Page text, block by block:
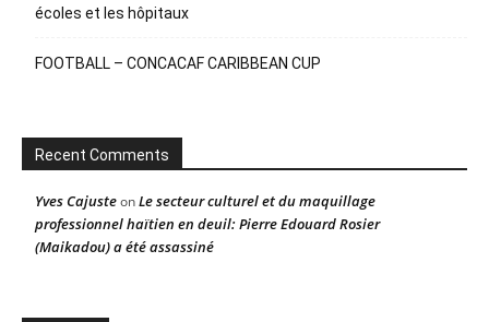
écoles et les hôpitaux
FOOTBALL – CONCACAF CARIBBEAN CUP
Recent Comments
Yves CajusteonLe secteur culturel et du maquillage
professionnel haïtien en deuil: Pierre Edouard Rosier
(Maikadou) a été assassiné